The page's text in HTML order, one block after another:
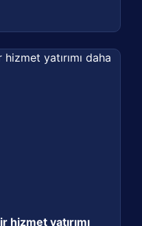
hizmet yatırımı